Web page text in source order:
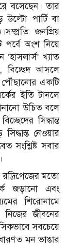
বসেছেন। তার
পার্টি বা
সম্প্রতি জনপ্রিয়
অংশ নিয়ে
খ্যাত
বিচ্ছেদ আসলে
পৌঁছানোর একটি
ইতি টানলে
উচিত বলে
সিদ্ধান্ত
নেওয়ার
সংশ্লিষ্ট সবার
রদ্রিগেজের মতো
জড়ানো এবং
শিরোনামে
জীবনের
সবচেয়ে
মন ভাঙার